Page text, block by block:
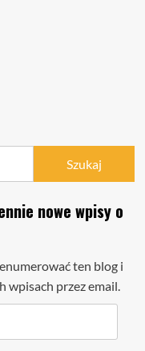
nowe wpisy o
ten blog i
wpisach przez email.